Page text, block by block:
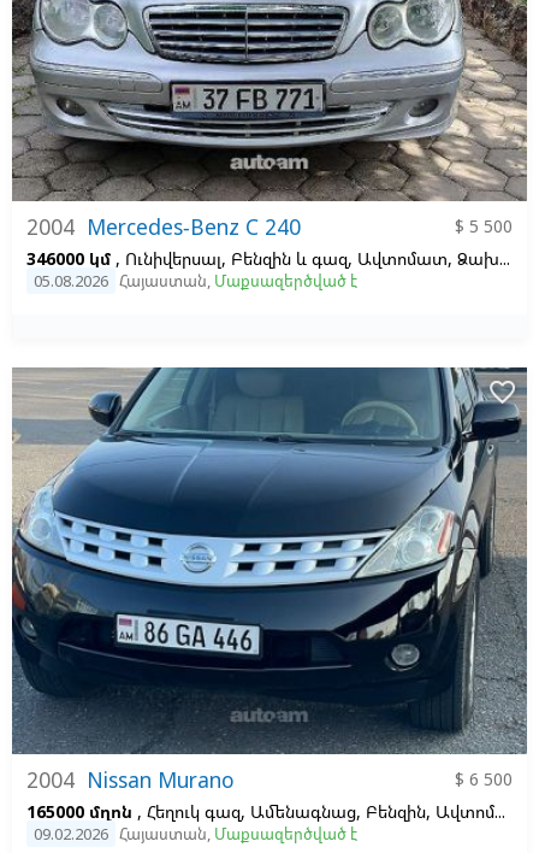
2004 Mercedes-Benz C 240
$ 5 500
346000 կմ , Ունիվերսալ, Բենզին և գազ, Ավտոմատ, Ձախ,
05.08.2026 Հայաստան, Մաքսազերծված է
2004 Nissan Murano
$ 6 500
165000 մղոն , Հեղուկ գազ, Ամենագնաց, Բենզին, Ավտոմատ, Ձախ,
09.02.2026 Հայաստան, Մաքսազերծված է
favorite_border